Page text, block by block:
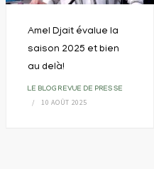
Amel Djait évalue la
saison 2025 et bien
au delà!
LE BLOG REVUE DE PRESSE
10 AOÛT 2025